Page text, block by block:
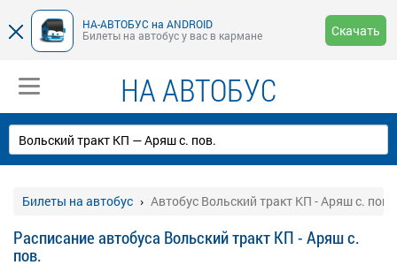
НА-АВТОБУС на ANDROID
Билеты на автобус у вас в кармане
Скачать
НА АВТОБУС
Билеты на автобус Автобус Вольский тракт КП - Аряш с. пов.
Расписание автобуса Вольский тракт КП - Аряш с.
пов.